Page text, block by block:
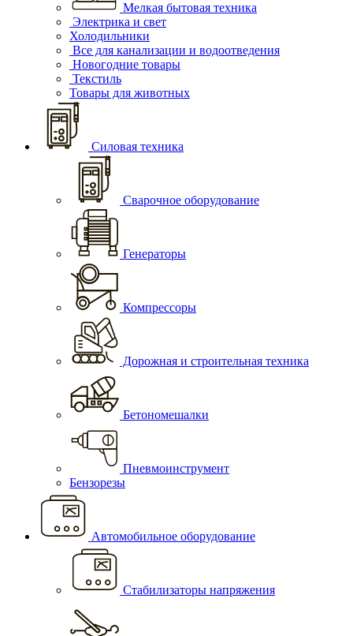
Мелкая бытовая техника
Электрика и свет
Холодильники
Все для канализации и водоотведения
Новогодние товары
Текстиль
Товары для животных
Силовая техника
Сварочное оборудование
Генераторы
Компрессоры
Дорожная и строительная техника
Бетономешалки
Пневмоинструмент
Бензорезы
Автомобильное оборудование
Стабилизаторы напряжения